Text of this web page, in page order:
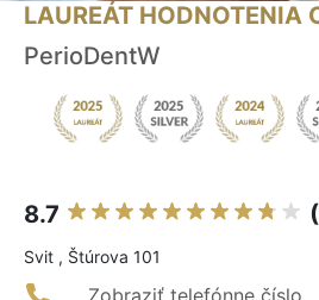
LAUREÁT HODNOTENIA
PerioDentW
8.7
Svit , Štúrova 101